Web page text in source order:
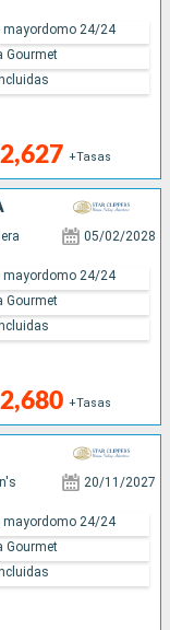
+Tasas
mayordomo 24/24
Gourmet
05/02/2028
+Tasas
mayordomo 24/24
Gourmet
20/11/2027
mayordomo 24/24
Gourmet